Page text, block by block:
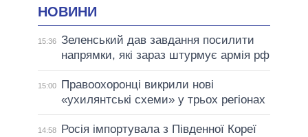
НОВИНИ
15:36 Зеленський дав завдання посилити
напрямки, які зараз штурмує армія рф
15:00
Правоохоронці викрили нові
«ухилянтські схеми» у трьох регіонах
14:58
Росія імпортувала з Південної Кореї